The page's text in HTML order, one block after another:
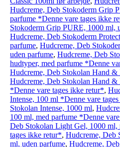
Hudcreme, Deb Stokoderm Grip
parfume *Denne vare tages ikke
Stokoderm Grip PURE, 1000 ml,
Hudcreme, Deb Stokoderm
parfume, Hudcreme, Deb
uden parfume, Hudcreme, Deb
hudtyper, med parfume *Denne
Hudcreme, Deb Stokolan Hand
Hudcreme, Deb Stokolan Hand
*Denne vare tages ikke retur*,
Intense, 100 ml *Denne vare
Stokolan Intense, 1000 ml,
100 ml, med parfume *Denne
Deb Stokolan Light Gel, 1000 ml,
tages ikke retur*, Hudcreme, Deb
ml, uden parfume, Hudcreme,